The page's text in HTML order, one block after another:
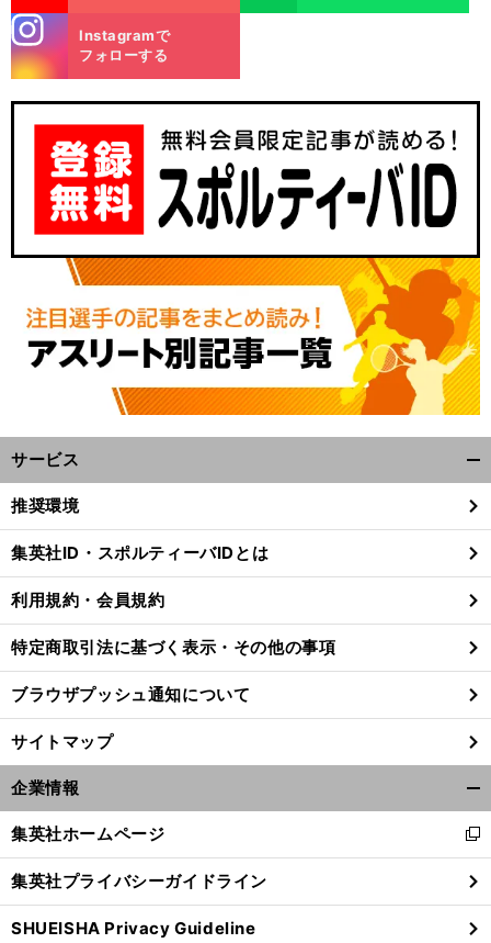
m
Instagramで
フォローする
サービス
閉
る
推奨環境
集英社ID・スポルティーバIDとは
利用規約・会員規約
特定商取引法に基づく表示・その他の事項
ブラウザプッシュ通知について
サイトマップ
企業情報
閉
る
集英社ホームページ
新
し
い
ウ
ィ
集英社プライバシーガイドライン
SHUEISHA Privacy Guideline